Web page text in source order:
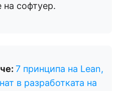
на софтуер.
7 принципа на Lean,
в разработката на